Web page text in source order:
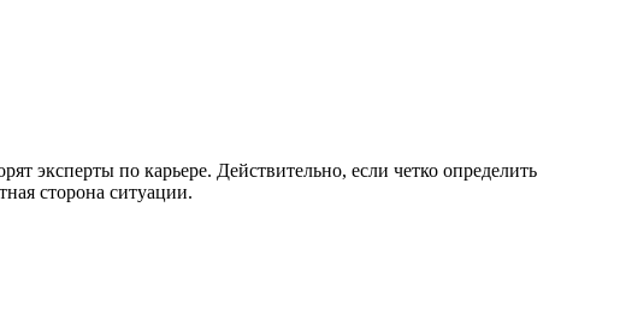
эксперты по карьере. Действительно, если четко определить
сторона ситуации.